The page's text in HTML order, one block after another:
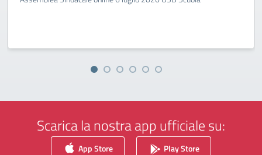
Scarica la nostra app ufficiale su:
App Store Play Store